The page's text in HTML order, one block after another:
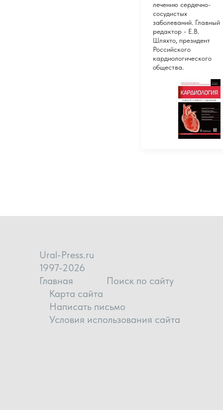
лечению сердечно-
сосудистых
заболеваний. Главный
редактор - Е.В.
Шляхто, президент
Российского
кардиологического
общества.
Ural-Press.ru
1997-2026
Главная
Поиск по сайту
Карта сайта
Написать письмо
Условия использования сайта